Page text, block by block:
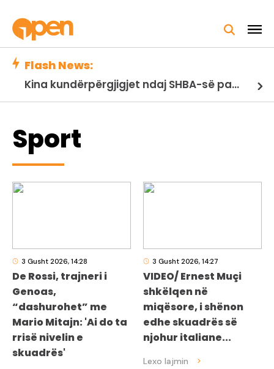
Flash News:
Kina kundërpërgjigjet ndaj SHBA-së pas sanksioneve/ Pekini kërcënon me kufizime për eksportin e dronëve dhe teknologjive
Sport
3 Gusht 2026, 14:28
De Rossi, trajneri i
Genoas,
“dashurohet” me
Mario Mitajn: 'Ai do ta
rrisë nivelin e
skuadrës'
3 Gusht 2026, 14:27
VIDEO/ Ernest Muçi
shkëlqen në
miqësore, i shënon
edhe skuadrës së
njohur italiane...